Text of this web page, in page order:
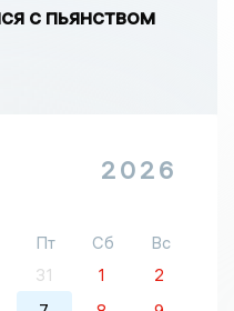
с пьянством
2026
Пт Сб
Вс
31 1
2